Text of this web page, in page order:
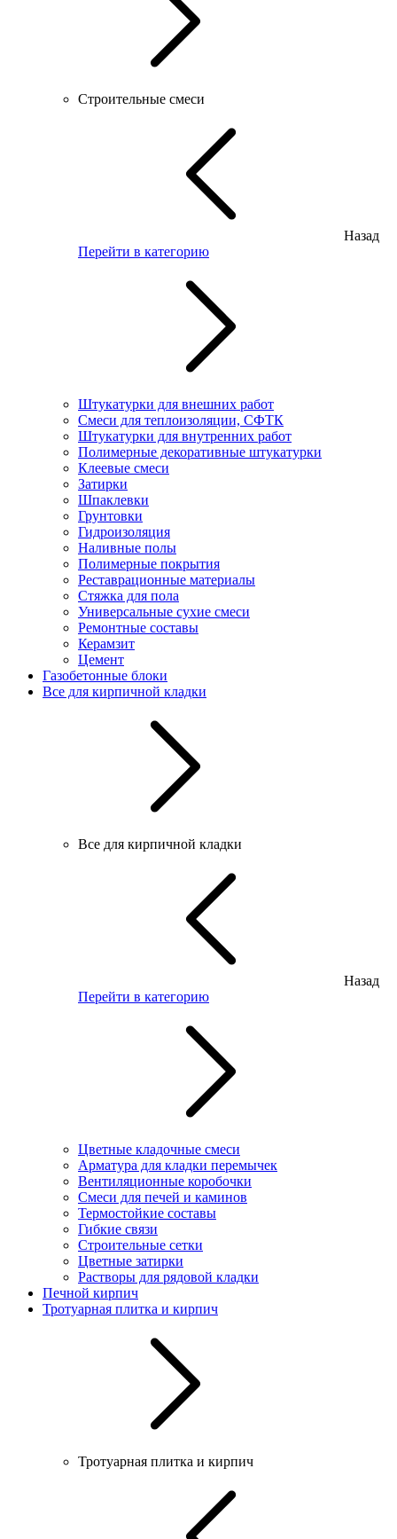
Строительные смеси
Назад
Перейти в категорию
Штукатурки для внешних работ
Смеси для теплоизоляции, СФТК
Штукатурки для внутренних работ
Полимерные декоративные штукатурки
Клеевые смеси
Затирки
Шпаклевки
Грунтовки
Гидроизоляция
Наливные полы
Полимерные покрытия
Реставрационные материалы
Стяжка для пола
Универсальные сухие смеси
Ремонтные составы
Керамзит
Цемент
Газобетонные блоки
Все для кирпичной кладки
Все для кирпичной кладки
Назад
Перейти в категорию
Цветные кладочные смеси
Арматура для кладки перемычек
Вентиляционные коробочки
Смеси для печей и каминов
Термостойкие составы
Гибкие связи
Строительные сетки
Цветные затирки
Растворы для рядовой кладки
Печной кирпич
Тротуарная плитка и кирпич
Тротуарная плитка и кирпич